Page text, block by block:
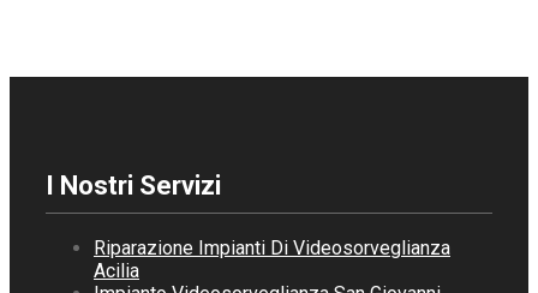
I Nostri Servizi
Riparazione Impianti Di Videosorveglianza
Acilia